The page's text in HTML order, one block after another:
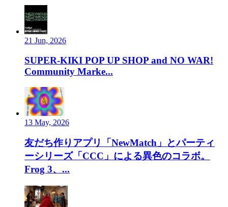
21 Jun, 2026
SUPER-KIKI POP UP SHOP and NO WAR!
Community Marke...
13 May, 2026
友だち作りアプリ「NewMatch」とパーティ
ーシリーズ「CCC」による異色のコラボ。
Frog 3、...